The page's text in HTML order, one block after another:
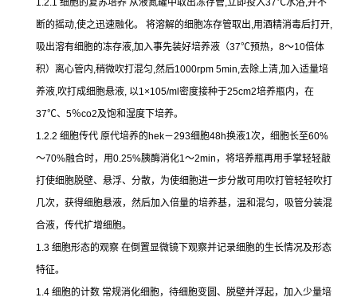
1.2.1 细胞的复苏培养 从液氮罐中取出冻存管,立即投入37℃水浴,并不
断的摇动,使之迅速融化。 将溶解的细胞冻存管取出,用酒精消毒后打开,
吸出溶有细胞的冻存液,加入事先装好培养液（37℃预热， 8～10倍体
积）离心管内,稍微吹打混匀,然后1000rpm 5min,去除上清,加入适量培
养液,吹打成细胞悬液, 以1×105/ml 密度接种于25cm2培养瓶内，在
37℃、 5％co2及饱和湿度下培养。
1.2.2 细胞传代 原代培养的hek－293细胞48h换液1次，细胞长至60%
～70%融合时，用0.25%胰酶消化1～2min ，将培养瓶再用手掌轻轻敲
打使细胞脱壁、悬浮、分散，为使细胞进一步分散可用吹打管轻轻吹打
几次，获得细胞悬液，然后加入倍量的培养基，温和混匀，吸管分装混
合液，传代扩增细胞。
1.3 细胞形态的观察 在倒置显微镜下观察并记录细胞的生长情况及形态
特征。
1.4 细胞的计数 常规消化细胞，待细胞变圆、脱壁并浮起，加入少量培